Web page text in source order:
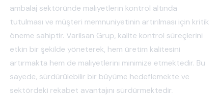
ambalaj sektöründe maliyetlerin kontrol altında
tutulması ve müşteri memnuniyetinin artırılması için kritik
öneme sahiptir. Varilsan Grup, kalite kontrol süreçlerini
etkin bir şekilde yöneterek, hem üretim kalitesini
artırmakta hem de maliyetlerini minimize etmektedir. Bu
sayede, sürdürülebilir bir büyüme hedeflemekte ve
sektördeki rekabet avantajını sürdürmektedir.